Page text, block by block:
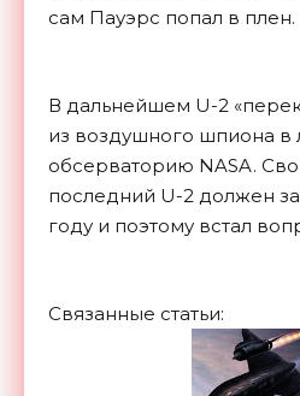
сам Пауэрс попал в плен.
В дальнейшем U-2
из воздушного шпиона
обсерваторию NASA.
последний U-2 должен
году и поэтому встал
Связанные статьи: